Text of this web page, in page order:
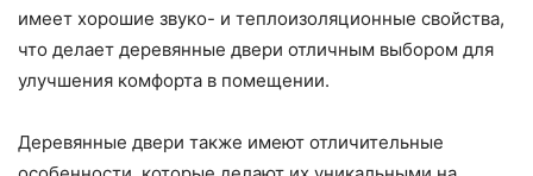
имеет хорошие звуко- и теплоизоляционные свойства,
что делает деревянные двери отличным выбором для
улучшения комфорта в помещении.
Деревянные двери также имеют отличительные